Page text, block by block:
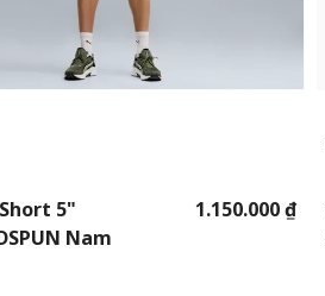
5"
Nam
1.150.000 ₫